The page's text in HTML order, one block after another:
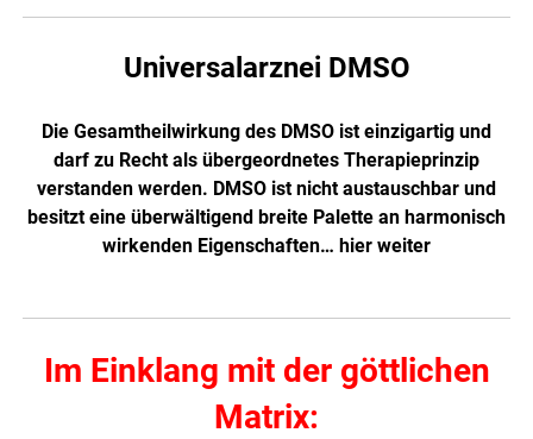
Universalarznei DMSO
Die Gesamtheilwirkung des DMSO ist einzigartig und
darf zu Recht als übergeordnetes Therapieprinzip
verstanden werden. DMSO ist nicht austauschbar und
besitzt eine überwältigend breite Palette an harmonisch
wirkenden Eigenschaften… hier weiter
Im Einklang mit der göttlichen
Matrix: